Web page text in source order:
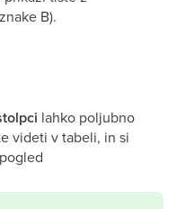
B).
lahko poljubno
videti v tabeli, in si